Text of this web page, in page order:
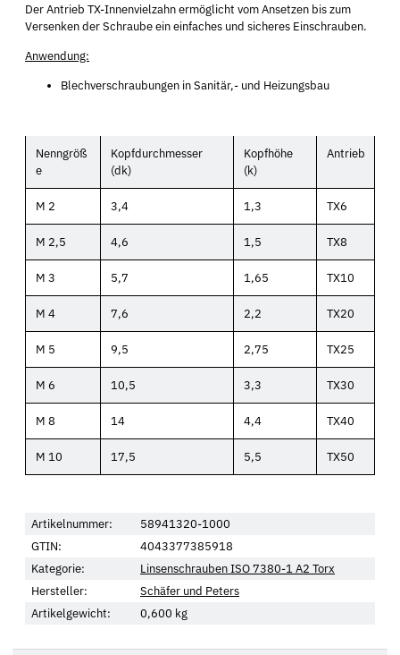
Der Antrieb TX-Innenvielzahn ermöglicht vom Ansetzen bis zum
Versenken der Schraube ein einfaches und sicheres Einschrauben.
Anwendung:
Blechverschraubungen in Sanitär,- und Heizungsbau
Nenngröß
e
Kopfdurchmesser
(dk)
Kopfhöhe
(k)
Antrieb
M 2 3,4 1,3 TX6
M 2,5 4,6 1,5 TX8
M 3 5,7 1,65 TX10
M 4 7,6 2,2 TX20
M 5 9,5 2,75 TX25
M 6 10,5 3,3 TX30
M 8 14 4,4 TX40
M 10 17,5 5,5 TX50
Artikelnummer:
58941320-1000
GTIN:
4043377385918
Kategorie:
Linsenschrauben ISO 7380-1 A2 Torx
Hersteller:
Schäfer und Peters
Artikelgewicht:
0,600 kg